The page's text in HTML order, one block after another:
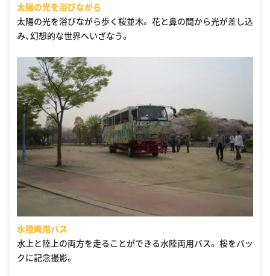
太陽の光を浴びながら
太陽の光を浴びながら歩く桜並木。 花と鼻の間から光が差し込
み、幻想的な世界へいざなう。
水陸両用バス
水上と陸上の両方を走ることができる水陸両用バス。 桜をバッ
クに記念撮影。